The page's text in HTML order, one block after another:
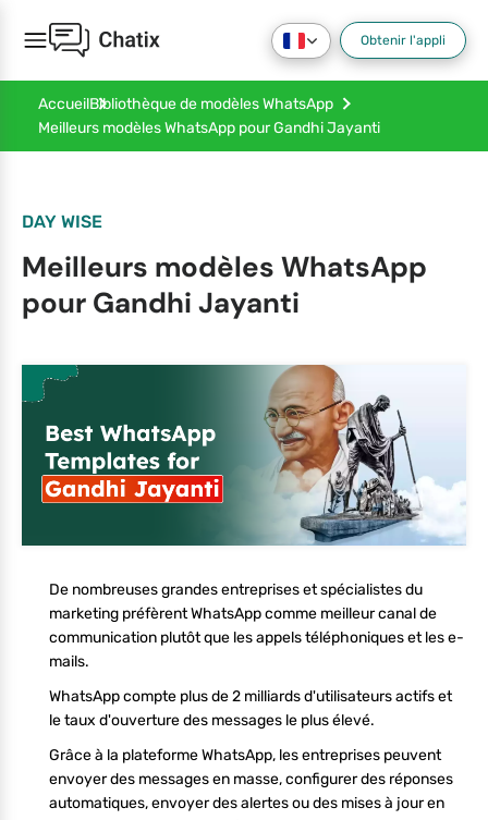
Obtenir l'appli
AccueilBibliothèque de modèles WhatsApp
Meilleurs modèles WhatsApp pour Gandhi Jayanti
DAY WISE
Meilleurs modèles WhatsApp
pour Gandhi Jayanti
De nombreuses grandes entreprises et spécialistes du
marketing préfèrent WhatsApp comme meilleur canal de
communication plutôt que les appels téléphoniques et les e-
mails.
WhatsApp compte plus de 2 milliards d'utilisateurs actifs et
le taux d'ouverture des messages le plus élevé.
Grâce à la plateforme WhatsApp, les entreprises peuvent
envoyer des messages en masse, configurer des réponses
automatiques, envoyer des alertes ou des mises à jour en